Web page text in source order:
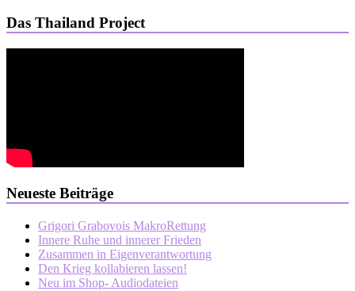
Das Thailand Project
Neueste Beiträge
Grigori Grabovois MakroRettung
Innere Ruhe und innerer Frieden
Zusammen in Eigenverantwortung
Den Krieg kollabieren lassen!
Neu im Shop- Audiodateien